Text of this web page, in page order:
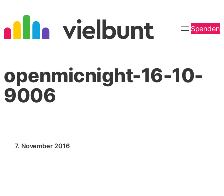
Inhalt
springen
Spenden
openmicnight-16-10-
9006
7. November 2016